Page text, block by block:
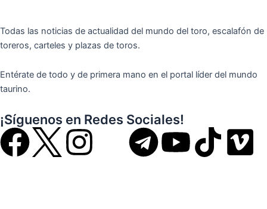
Todas las noticias de actualidad del mundo del toro, escalafón de
toreros, carteles y plazas de toros.
Entérate de todo y de primera mano en el portal líder del mundo
taurino.
¡Síguenos en Redes Sociales!
F
I
T Y T V